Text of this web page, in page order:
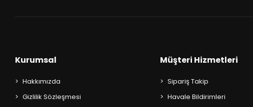
KONUŞMA KLAVUZLARI
Kurumsal
Hakkımızda
Gizlilik Sözleşmesi
Müşteri Hizmetleri
Sipariş Takip
Havale Bildirimleri